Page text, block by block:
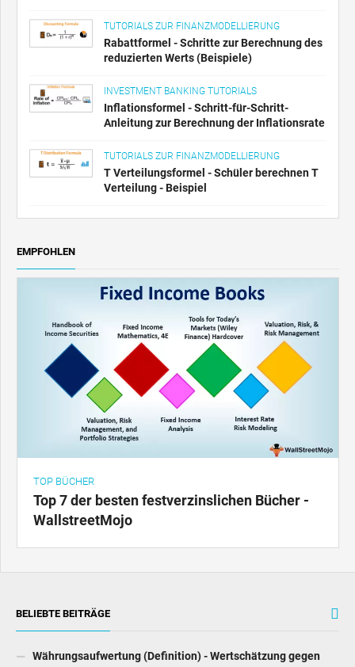
TUTORIALS ZUR FINANZMODELLIERUNG
Rabattformel - Schritte zur Berechnung des
reduzierten Werts (Beispiele)
INVESTMENT BANKING TUTORIALS
Inflationsformel - Schritt-für-Schritt-
Anleitung zur Berechnung der Inflationsrate
TUTORIALS ZUR FINANZMODELLIERUNG
T Verteilungsformel - Schüler berechnen T
Verteilung - Beispiel
EMPFOHLEN
TOP BÜCHER
Top 7 der besten festverzinslichen Bücher -
WallstreetMojo
BELIEBTE BEITRÄGE
Währungsaufwertung (Definition) - Wertschätzung gegen